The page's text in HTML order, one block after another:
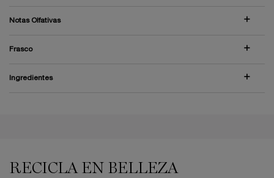
Notas Olfativas
Frasco
Ingredientes
RECICLA EN BELLEZA